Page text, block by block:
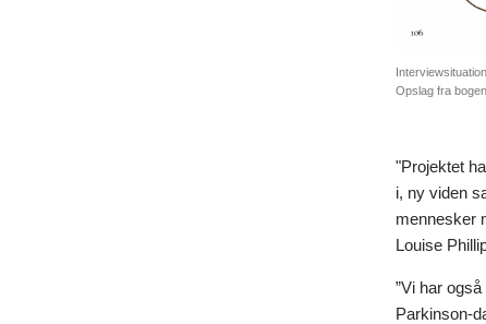
Opslag fra
"Projektet
i, ny viden
mennesker
Louise
”Vi har
Parkinson-